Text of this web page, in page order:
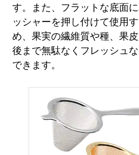
す。また、フラットな底面
ッシャーを押し付けて使用
め、果実の繊維質や種、果
後まで無駄なくフレッシュ
できます。